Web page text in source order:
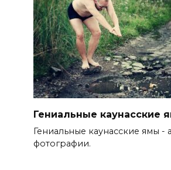
Гениальные каунасские
Гениальные каунасские ямы -
фотографии.